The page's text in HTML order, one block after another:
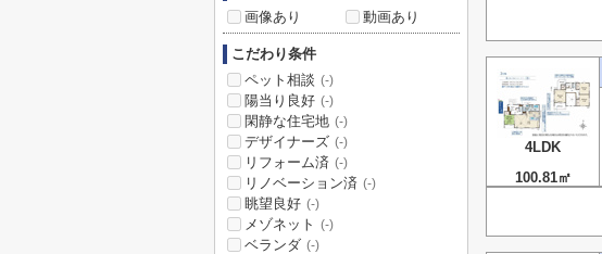
4LDK
100.81㎡
画像あり
動画あり
こだわり条件
ペット相談 (-)
陽当り良好 (-)
閑静な住宅地 (-)
デザイナーズ (-)
リフォーム済 (-)
リノベーション済 (-)
眺望良好 (-)
メゾネット (-)
ベランダ (-)